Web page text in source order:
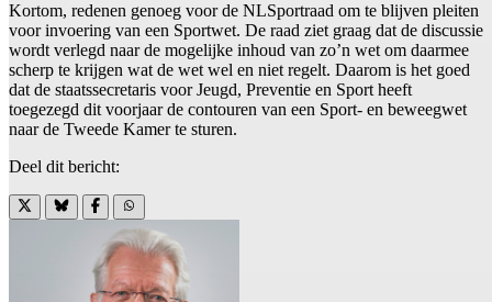
Kortom, redenen genoeg voor de NLSportraad om te blijven pleiten
voor invoering van een Sportwet. De raad ziet graag dat de discussie
wordt verlegd naar de mogelijke inhoud van zo’n wet om daarmee
scherp te krijgen wat de wet wel en niet regelt. Daarom is het goed
dat de staatssecretaris voor Jeugd, Preventie en Sport heeft
toegezegd dit voorjaar de contouren van een Sport- en beweegwet
naar de Tweede Kamer te sturen.
Deel dit bericht: